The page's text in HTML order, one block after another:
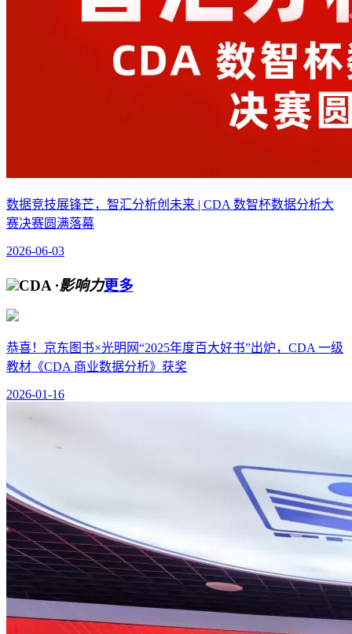
数据竞技展锋芒，智汇分析创未来 | CDA 数智杯数据分析大
赛决赛圆满落幕
2026-06-03
CDA ·影响力更多
恭喜！京东图书×光明网“2025年度百大好书”出炉，CDA 一级
教材《CDA 商业数据分析》获奖
2026-01-16